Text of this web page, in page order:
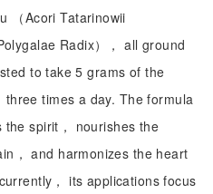
（Acori Tatarinowii
Radix）， all ground
to take 5 grams of the
times a day. The formula
spirit， nourishes the
， and harmonizes the heart
， its applications focus